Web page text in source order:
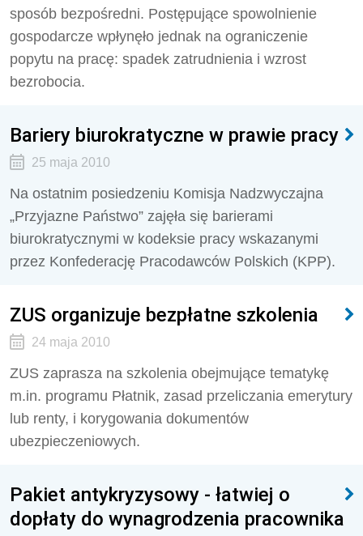
sposób bezpośredni. Postępujące spowolnienie
gospodarcze wpłynęło jednak na ograniczenie
popytu na pracę: spadek zatrudnienia i wzrost
bezrobocia.
Bariery biurokratyczne w prawie pracy
25 maja 2010
Na ostatnim posiedzeniu Komisja Nadzwyczajna
„Przyjazne Państwo” zajęła się barierami
biurokratycznymi w kodeksie pracy wskazanymi
przez Konfederację Pracodawców Polskich (KPP).
ZUS organizuje bezpłatne szkolenia
24 maja 2010
ZUS zaprasza na szkolenia obejmujące tematykę
m.in. programu Płatnik, zasad przeliczania emerytury
lub renty, i korygowania dokumentów
ubezpieczeniowych.
Pakiet antykryzysowy - łatwiej o
dopłaty do wynagrodzenia pracownika